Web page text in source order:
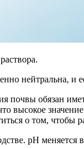
нейтральна,
почвы обязан
высокое
о том, чтобы
рН